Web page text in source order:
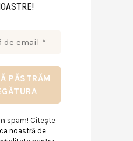
spam! Citește
noastră de